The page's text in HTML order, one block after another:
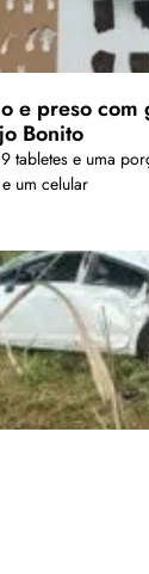
e preso
Bonito
tabletes e uma
um celular